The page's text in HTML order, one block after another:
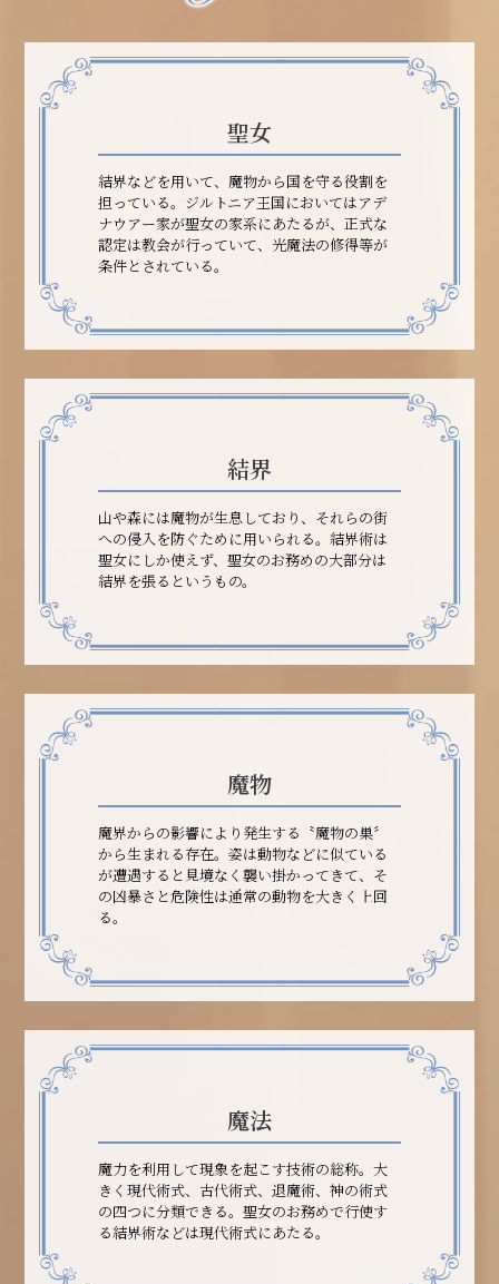
聖女
結界などを用いて、魔物から国を守る役割を
担っている。ジルトニア王国においてはアデ
ナウアー家が聖女の家系にあたるが、正式な
認定は教会が行っていて、光魔法の修得等が
条件とされている。
結界
山や森には魔物が生息しており、それらの街
への侵入を防ぐために用いられる。結界術は
聖女にしか使えず、聖女のお務めの大部分は
結界を張るというもの。
魔物
魔界からの影響により発生する〝魔物の巣〞
から生まれる存在。姿は動物などに似ている
が遭遇すると見境なく襲い掛かってきて、そ
の凶暴さと危険性は通常の動物を大きく上回
る。
魔法
魔力を利用して現象を起こす技術の総称。大
きく現代術式、古代術式、退魔術、神の術式
の四つに分類できる。聖女のお務めで行使す
る結界術などは現代術式にあたる。